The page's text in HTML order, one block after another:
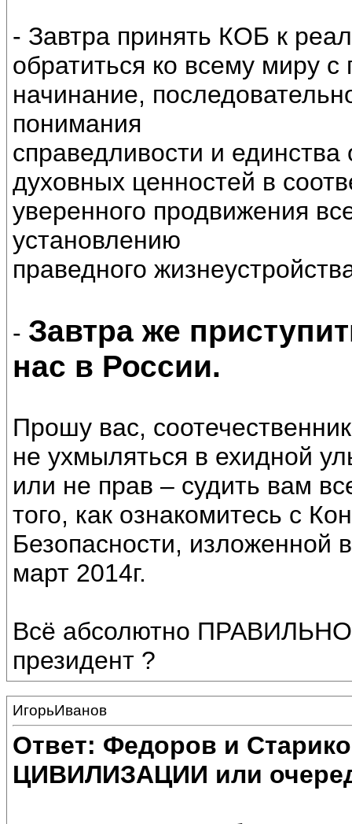
- Завтра принять КОБ к
обратиться ко всему миру
начинание,
понимания
справедливости и
духовных ценностей в
уверенного продвижения
установлению
праведного
- Завтра же
нас в России.
Прошу вас,
не ухмыляться в ехидной
или не прав – судить вам
того, как ознакомитесь с
Безопасности,
март 2014г.
Всё абсолютно
президент ?
ИгорьИванов
Ответ: Федоров и
ЦИВИЛИЗАЦИИ или